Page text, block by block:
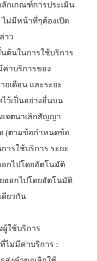
กเกณฑ์การประเมิน
ไม่มีหน้าที่ๆต้องเปิด
าว
ต้นในการใช้บริการ
ค่าบริการของ
ยเดือน และระยะ
ไว้เป็นอย่างอื่นบน
เจตนาเลิกสัญญา
(ตามข้อกำหนดข้อ
ารใช้บริการ ระยะ
อกไปโดยอัตโนมัติ
ออกไปโดยอัตโนมัติ
ดียวกัน
ใช้บริการ
ไม่มีค่าบริการ :